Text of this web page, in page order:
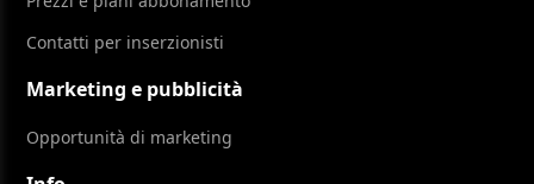
Contatti per inserzionisti
Marketing e pubblicità
Opportunità di marketing